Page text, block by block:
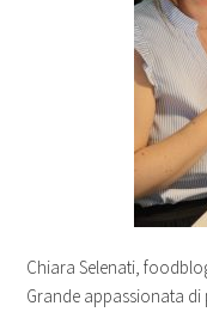
Chiara Selenati,
Grande appassionata